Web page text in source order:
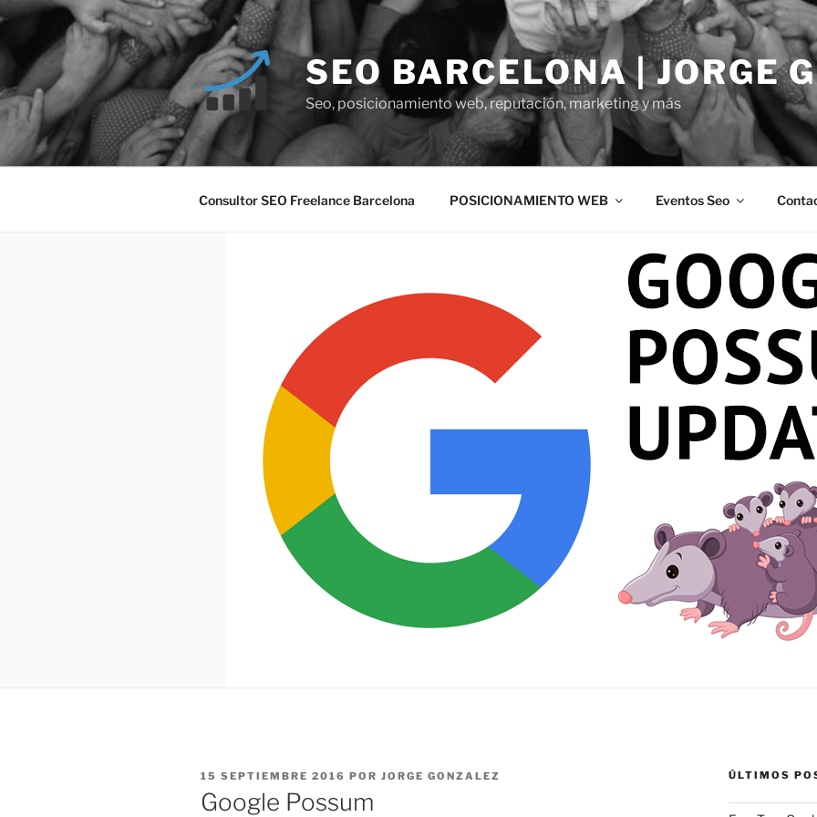
Saltar
contenido
SEO BARCELONA | JORGE
Seo, posicionamiento web, reputación, marketing y más
Consultor SEO Freelance Barcelona POSICIONAMIENTO WEB Eventos Seo
PUBLICADO
EL
15 SEPTIEMBRE 2016 POR JORGE GONZALEZ
Google Possum
ÚLTIMOS